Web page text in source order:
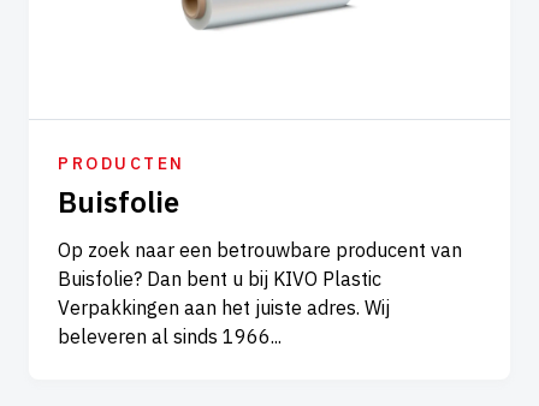
PRODUCTEN
Buisfolie
Op zoek naar een betrouwbare producent van
Buisfolie? Dan bent u bij KIVO Plastic
Verpakkingen aan het juiste adres. Wij
beleveren al sinds 1966...